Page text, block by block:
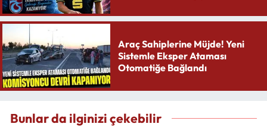
Araç Sahiplerine Müjde! Yeni
Sistemle Eksper Ataması
Otomatiğe Bağlandı
Bunlar da ilginizi çekebilir